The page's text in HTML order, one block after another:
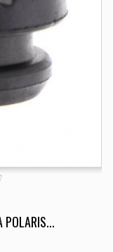
POLARIS...